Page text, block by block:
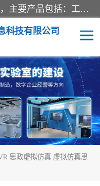
京创智业产品涵盖了多个领域，主要产品包括：工业4.0生产线解决方案，智慧物流综合实训室，教学设备与实验室建设，虚拟仿真实验室等。公司将秉持“创新、执着、诚信、共赢”的理念，以“将服务当作使命”为核心价值观，致力于为客户创造价值，与客户、合作伙伴和员工共同成长。
科技有限公司
思政虚拟仿真 虚拟仿真思
低碳供应链
冷链物流
思政
智能制造